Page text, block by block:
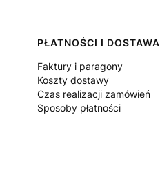
PŁATNOŚCI I DOSTAWA
Faktury i paragony
Koszty dostawy
Czas realizacji zamówień
Sposoby płatności